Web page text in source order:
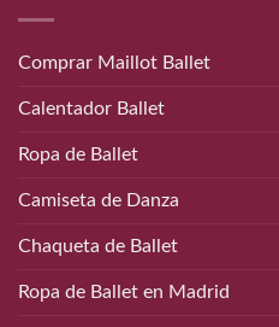
Comprar Maillot Ballet
Calentador Ballet
Ropa de Ballet
Camiseta de Danza
Chaqueta de Ballet
Ropa de Ballet en Madrid